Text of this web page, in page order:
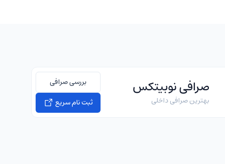
صرافی نوبیتکس
بهترین صرافی داخلی
بررسی صرافی
ثبت نام سریع